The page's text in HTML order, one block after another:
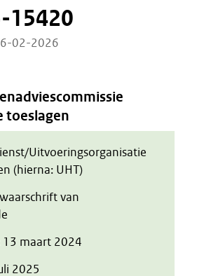
15420
02-2026
toeslagen
Uitvoeringsorganisatie
(hierna: UHT)
van
13 maart 2024
2025